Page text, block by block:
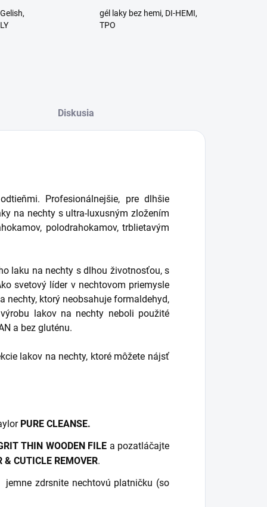
gél laky bez hemi, DI-HEMI,
TPO
Diskusia
Profesionálnejšie, pre dlhšie
na nechty s ultra-luxusným zložením
polodrahokamov, trblietavým
laku na nechty s dlhou životnosťou, s
svetový líder v nechtovom priemysle
nechty, ktorý neobsahuje formaldehyd,
lakov na nechty neboli použité
a bez gluténu.
lakov na nechty, ktoré môžete nájsť
PURE CLEANSE.
THIN WOODEN FILE a pozatláčajte
& CUTICLE REMOVER.
jemne zdrsnite nechtovú platničku (so